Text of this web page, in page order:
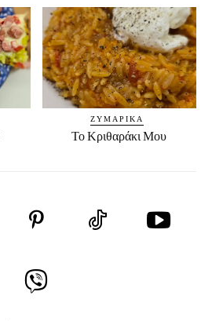
ΖΥΜΑΡΙΚΆ
Το Κριθαράκι Μου